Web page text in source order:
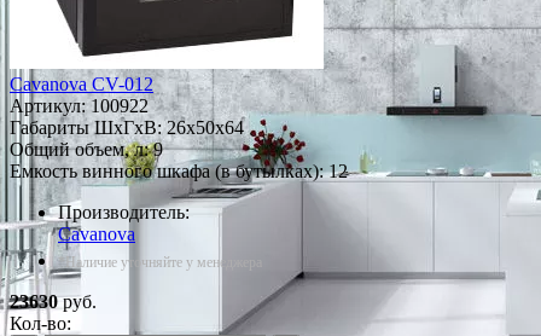
Cavanova CV-012
Артикул:100922
Габариты ШxГxВ: 26x50x64
Общий объем, л: 9
Емкость винного шкафа (в бутылках): 12
Производитель:
Cavanova
*Наличие уточняйте у менеджера
23630руб.
Кол-во: